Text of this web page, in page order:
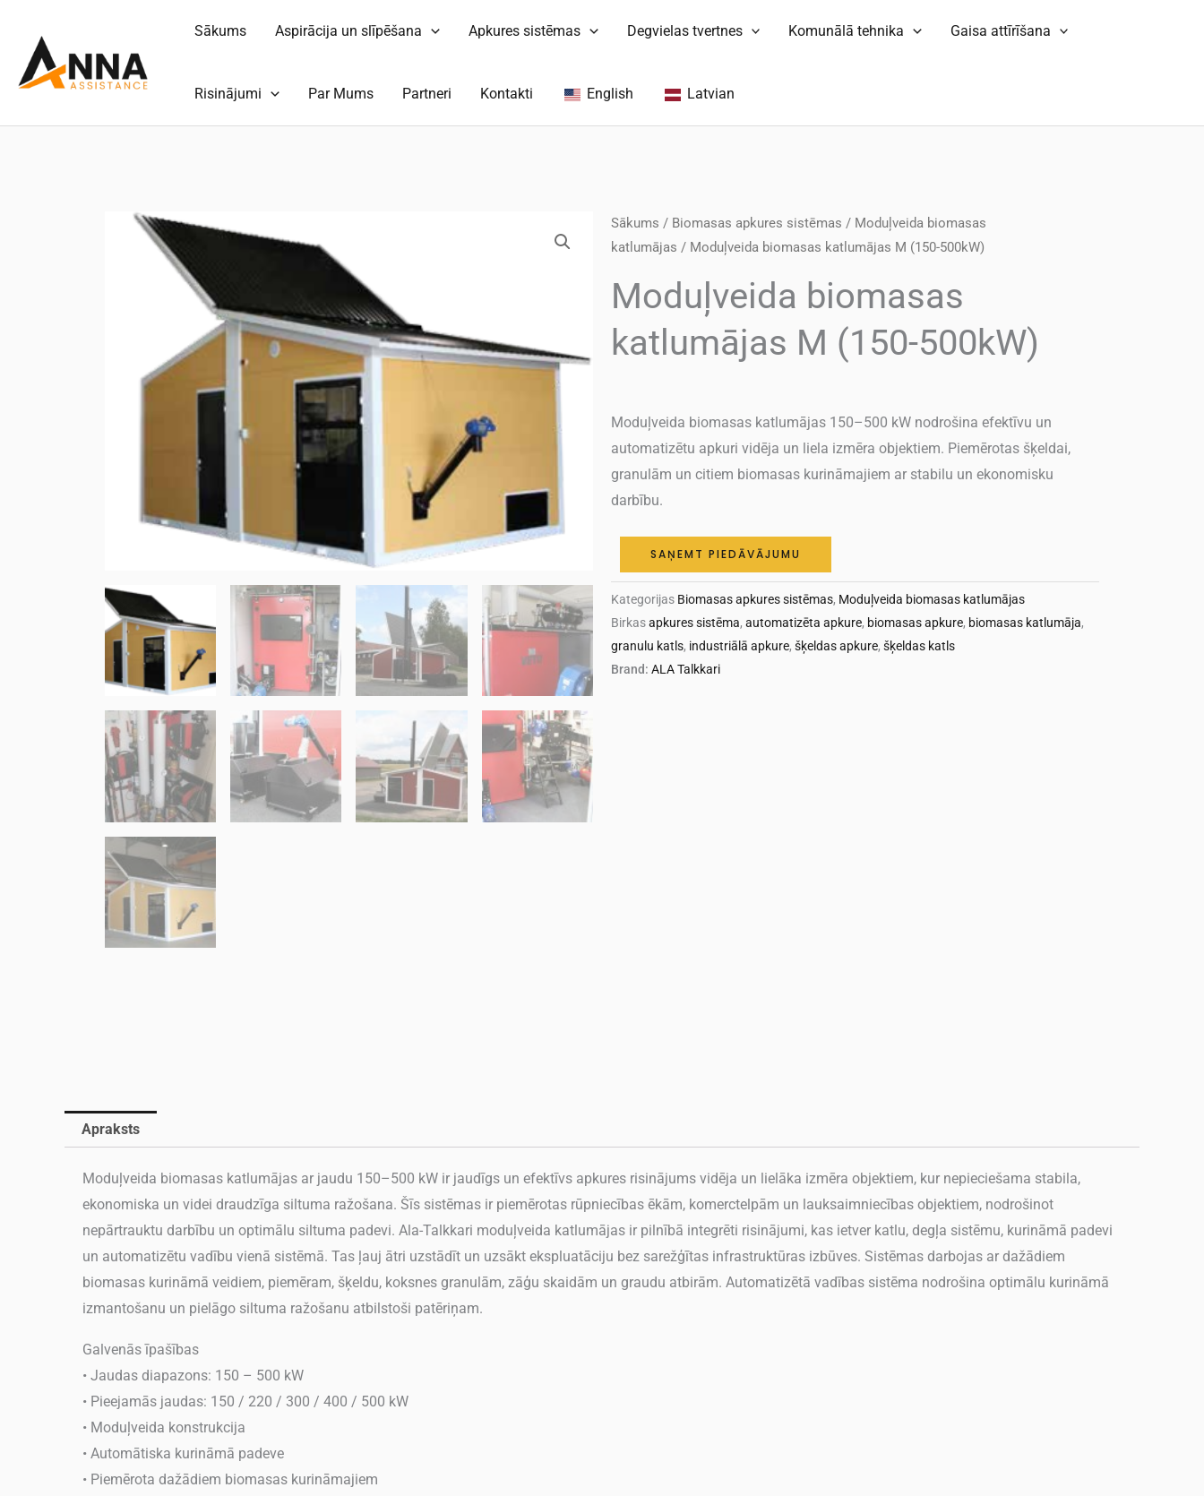
saturu
Sākums Aspirācija un slīpēšana Apkures sistēmas Degvielas tvertnes Komunālā tehnika Gaisa attīrīšana
Risinājumi Par Mums Partneri Kontakti English Latvian
Sākums / Biomasas apkures sistēmas / Moduļveida biomasas
katlumājas / Moduļveida biomasas katlumājas M (150-500kW)
Moduļveida biomasas
katlumājas M (150-500kW)
Moduļveida biomasas katlumājas 150–500 kW nodrošina efektīvu un
automatizētu apkuri vidēja un liela izmēra objektiem. Piemērotas šķeldai,
granulām un citiem biomasas kurināmajiem ar stabilu un ekonomisku
darbību.
SAŅEMT PIEDĀVĀJUMU
Kategorijas Biomasas apkures sistēmas, Moduļveida biomasas katlumājas
Birkasapkures sistēma, automatizēta apkure, biomasas apkure, biomasas katlumāja,
granulu katls, industriālā apkure, šķeldas apkure, šķeldas katls
Brand: ALA Talkkari
Apraksts
Moduļveida biomasas katlumājas ar jaudu 150–500 kW ir jaudīgs un efektīvs apkures risinājums vidēja un lielāka izmēra objektiem, kur nepieciešama stabila,
ekonomiska un videi draudzīga siltuma ražošana. Šīs sistēmas ir piemērotas rūpniecības ēkām, komerctelpām un lauksaimniecības objektiem, nodrošinot
nepārtrauktu darbību un optimālu siltuma padevi. Ala-Talkkari moduļveida katlumājas ir pilnībā integrēti risinājumi, kas ietver katlu, degļa sistēmu, kurināmā padevi
un automatizētu vadību vienā sistēmā. Tas ļauj ātri uzstādīt un uzsākt ekspluatāciju bez sarežģītas infrastruktūras izbūves. Sistēmas darbojas ar dažādiem
biomasas kurināmā veidiem, piemēram, šķeldu, koksnes granulām, zāģu skaidām un graudu atbirām. Automatizētā vadības sistēma nodrošina optimālu kurināmā
izmantošanu un pielāgo siltuma ražošanu atbilstoši patēriņam.
Galvenās īpašības
• Jaudas diapazons: 150 – 500 kW
• Pieejamās jaudas: 150 / 220 / 300 / 400 / 500 kW
• Moduļveida konstrukcija
• Automātiska kurināmā padeve
• Piemērota dažādiem biomasas kurināmajiem